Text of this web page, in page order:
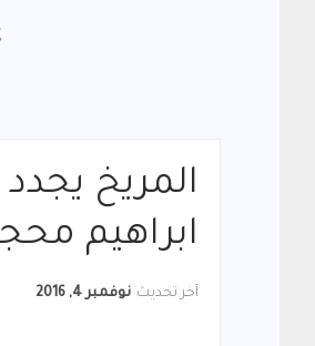
المريخ
ابراهيم
آخر تحديث نوفمبر 4, 2016